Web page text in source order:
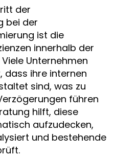
der
bei der
ist die
innerhalb der
Unternehmen
dass ihre internen
sind, was zu
führen
hilft, diese
aufzudecken,
und bestehende